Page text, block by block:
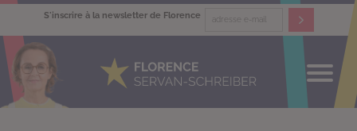
S'inscrire à la newsletter de Florence